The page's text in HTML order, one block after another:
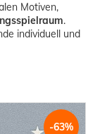
Motiven,
.
individuell und
-63%